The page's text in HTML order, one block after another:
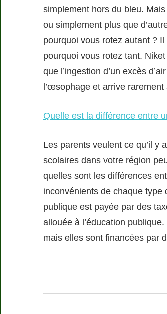
simplement hors du bleu.
ou simplement plus que
pourquoi vous rotez autant ?
pourquoi vous rotez tant.
que l’ingestion d’un excès
l’œsophage et arrive
Quelle est la différence entre
Les parents veulent ce qu’il y
scolaires dans votre région
quelles sont les différences
inconvénients de chaque type
publique est payée par des
allouée à l’éducation
mais elles sont financées par